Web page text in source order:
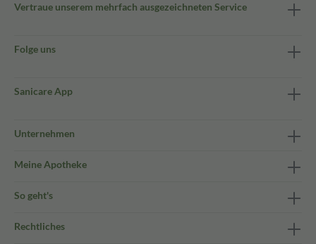
Vertraue unserem mehrfach ausgezeichneten Service
Folge uns
Sanicare App
Unternehmen
Meine Apotheke
So geht's
Rechtliches